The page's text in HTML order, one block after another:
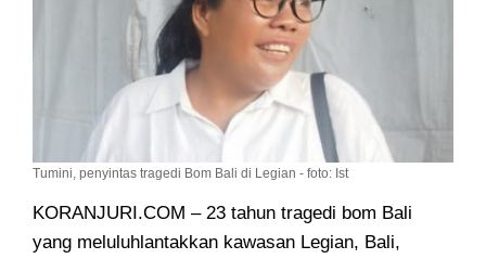
Tumini, penyintas tragedi Bom Bali di Legian - foto: Ist
KORANJURI.COM – 23 tahun tragedi bom Bali
yang meluluhlantakkan kawasan Legian, Bali,